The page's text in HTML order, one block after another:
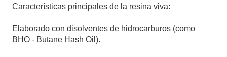
Características principales de la resina viva:
Elaborado con disolventes de hidrocarburos (como
BHO - Butane Hash Oil).